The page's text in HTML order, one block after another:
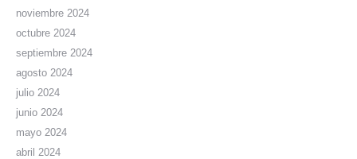
noviembre 2024
octubre 2024
septiembre 2024
agosto 2024
julio 2024
junio 2024
mayo 2024
abril 2024